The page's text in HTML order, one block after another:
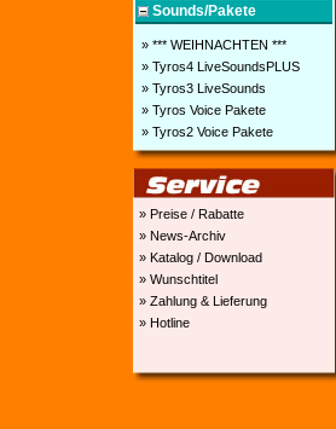
Sounds/Pakete
» *** WEIHNACHTEN ***
» Tyros4 LiveSoundsPLUS
» Tyros3 LiveSounds
» Tyros Voice Pakete
» Tyros2 Voice Pakete
» Preise / Rabatte
» News-Archiv
» Katalog / Download
» Wunschtitel
» Zahlung & Lieferung
» Hotline